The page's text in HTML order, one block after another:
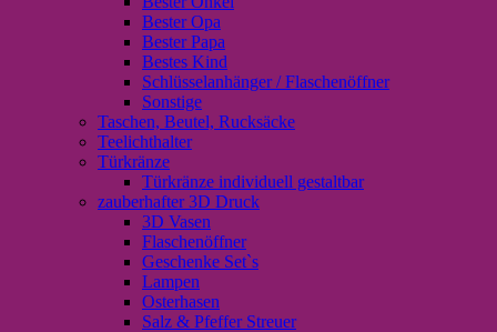
Bester Opa
Bester Papa
Bestes Kind
Schlüsselanhänger / Flaschenöffner
Sonstige
Taschen, Beutel, Rucksäcke
Teelichthalter
Türkränze
Türkränze individuell gestaltbar
zauberhafter 3D Druck
3D Vasen
Flaschenöffner
Geschenke Set`s
Lampen
Osterhasen
Salz & Pfeffer Streuer